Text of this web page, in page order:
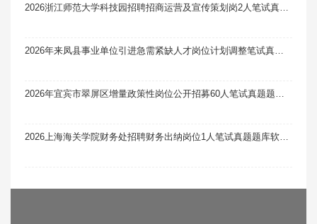
2026浙江师范大学科技园招聘招商运营及宣传策划岗2人笔试真题题库软件题引力
2026年来凤县事业单位引进急需紧缺人才岗位计划调整笔试真题题库软件题引力
2026年宜宾市翠屏区增量政策性岗位公开招募60人笔试真题题库软件题引力
2026上海海关学院财务处招聘财务出纳岗位1人笔试真题题库软件题引力